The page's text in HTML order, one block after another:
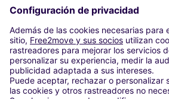
NUESTRAS CIUDADES
Paris
Madrid
Washington DC
Milán
Roma
Turín